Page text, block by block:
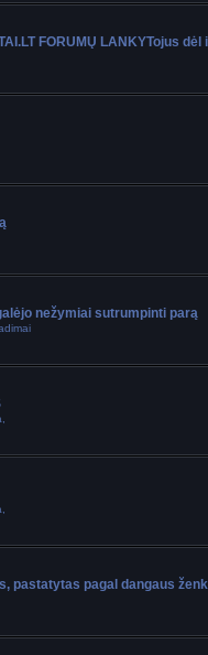
FORUMŲ LANKYTojus
nežymiai sutrumpinti parą
pastatytas pagal dangaus